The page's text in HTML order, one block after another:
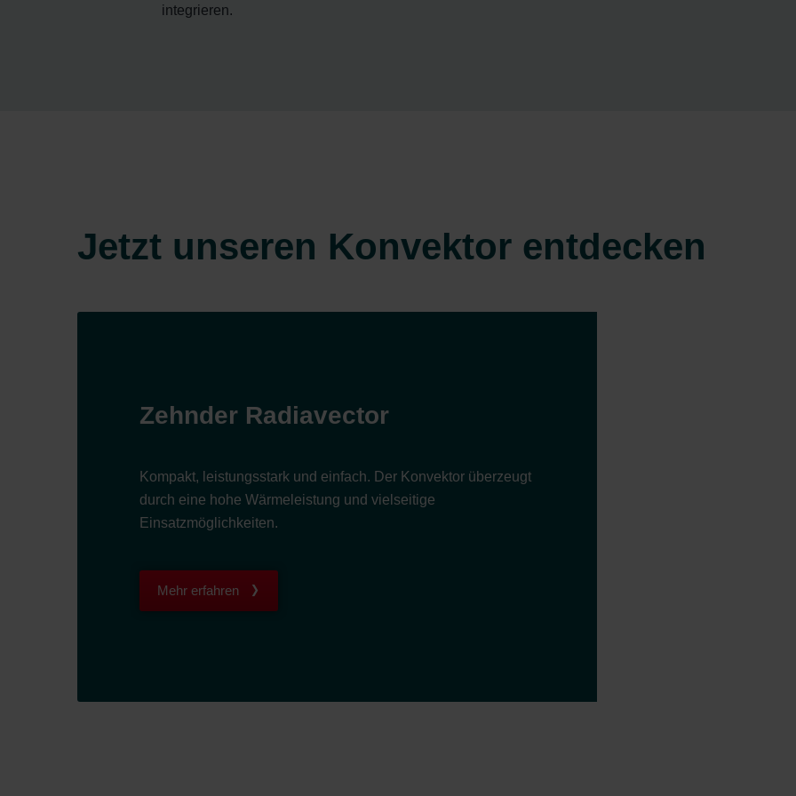
integrieren.
Jetzt unseren Konvektor entdecken
Zehnder Radiavector
Kompakt, leistungsstark und einfach. Der Konvektor überzeugt
durch eine hohe Wärmeleistung und vielseitige
Einsatzmöglichkeiten.
Mehr erfahren